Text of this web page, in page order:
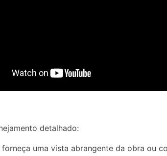
detalhado:
uma vista abrangente da obra ou